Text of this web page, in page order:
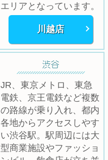
エリアとなっています。
川越店
JR、東京メトロ、東急
電鉄、京王電鉄など複数
の路線が乗り入れ、都内
各地からアクセスしやす
い渋谷駅。駅周辺には大
型商業施設やファッショ